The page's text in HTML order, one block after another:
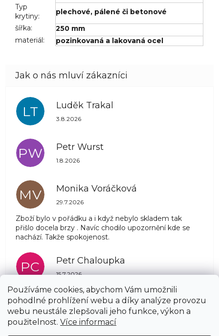
Používáme cookies, abychom Vám umožnili
pohodlné prohlížení webu a díky analýze provozu
webu neustále zlepšovali jeho funkce, výkon a
použitelnost. Více informací
Typ
krytiny: plechové, pálené či betonové
šířka:
250 mm
materiál: pozinkovaná a lakovaná ocel
LT Luděk Trakal
Hodnocení obchodu je 5 z 5 hvězdiček.
3.8.2026
PW Petr Wurst
Hodnocení obchodu je 5 z 5 hvězdiček.
1.8.2026
MV Monika Voráčková
Hodnocení obchodu je 5 z 5 hvězdiček.
29.7.2026
Zboží bylo v pořádku a i když nebylo skladem tak
přišlo docela brzy . Navíc chodilo upozornění kde se
nachází. Takže spokojenost.
PC Petr Chaloupka
Hodnocení obchodu je 5 z 5 hvězdiček.
15.7.2026
Zobrazit další hodnocení